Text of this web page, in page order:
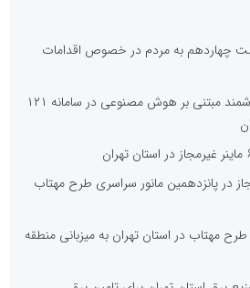
چهاردهم به مردم در خصوص اقدامات
رونمایی از پاسخگویی هوشمند مبتنی بر هوش مصنوعی در سامانه ۱۲۱
برق غیرمجاز در پانزدهمین مانور سراسری طرح مهتاب
مهتاب در استان تهران به میزبانی منطقه